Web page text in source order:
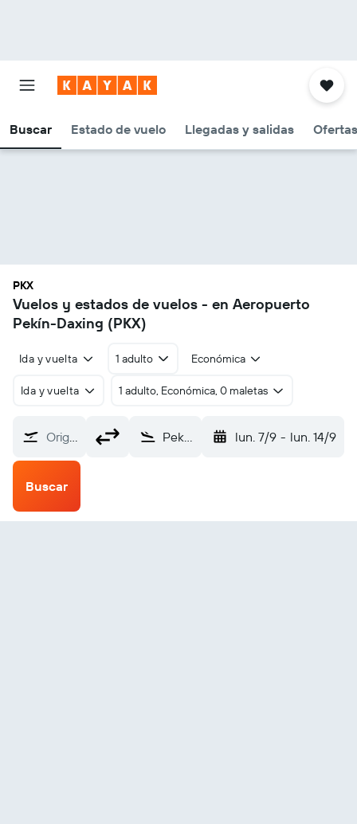
Buscar Estado de vuelo Llegadas y salidas Ofertas
PKX
Vuelos y estados de vuelos - en Aeropuerto
Pekín-Daxing (PKX)
Ida y vuelta 1 adulto Económica
Ida y vuelta 1 adulto, Económica, 0 maletas
Origen Pekín-Daxing (PKX) lun. 7/9 - lun. 14/9
Buscar